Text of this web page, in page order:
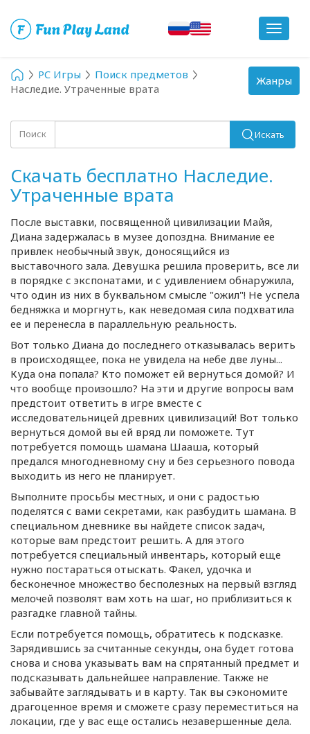
Toggle
PC Игры
Поиск предметов
Наследие. Утраченные врата
Поиск Искать
Скачать бесплатно Наследие.
Утраченные врата
После выставки, посвященной цивилизации Майя,
Диана задержалась в музее допоздна. Внимание ее
привлек необычный звук, доносящийся из
выставочного зала. Девушка решила проверить, все ли
в порядке с экспонатами, и с удивлением обнаружила,
что один из них в буквальном смысле "ожил"! Не успела
бедняжка и моргнуть, как неведомая сила подхватила
ее и перенесла в параллельную реальность.
Вот только Диана до последнего отказывалась верить
в происходящее, пока не увидела на небе две луны...
Куда она попала? Кто поможет ей вернуться домой? И
что вообще произошло? На эти и другие вопросы вам
предстоит ответить в игре вместе с
исследовательницей древних цивилизаций! Вот только
вернуться домой вы ей вряд ли поможете. Тут
потребуется помощь шамана Шааша, который
предался многодневному сну и без серьезного повода
выходить из него не планирует.
Выполните просьбы местных, и они с радостью
поделятся с вами секретами, как разбудить шамана. В
специальном дневнике вы найдете список задач,
которые вам предстоит решить. А для этого
потребуется специальный инвентарь, который еще
нужно постараться отыскать. Факел, удочка и
бесконечное множество бесполезных на первый взгляд
мелочей позволят вам хоть на шаг, но приблизиться к
разгадке главной тайны.
Если потребуется помощь, обратитесь к подсказке.
Зарядившись за считанные секунды, она будет готова
снова и снова указывать вам на спрятанный предмет и
подсказывать дальнейшее направление. Также не
забывайте заглядывать и в карту. Так вы сэкономите
драгоценное время и сможете сразу переместиться на
локации, где у вас еще остались незавершенные дела.
Toggle
navigation
Жанры